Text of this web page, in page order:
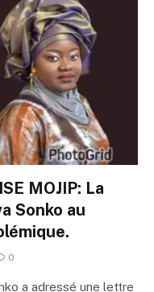
MOJIP: La
Sonko au
0
a adressé une lettre